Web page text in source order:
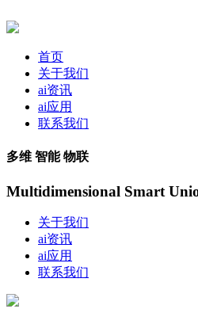
首页
关于我们
ai资讯
ai应用
联系我们
多维 智能 物联
Multidimensional Smart
关于我们
ai资讯
ai应用
联系我们